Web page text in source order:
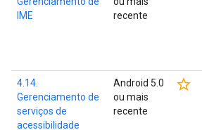
IME
recente
4.14.
Gerenciamento de
serviços de
acessibilidade
Android 5.0
ou mais
recente
star_border